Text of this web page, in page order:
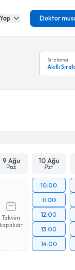
Doktor
Sıralama
Akıllı
9 Ağu
Paz
10 Ağu
Pzt
Takvim
kapalıdır
10:00
11:00
12:00
13:00
14:00